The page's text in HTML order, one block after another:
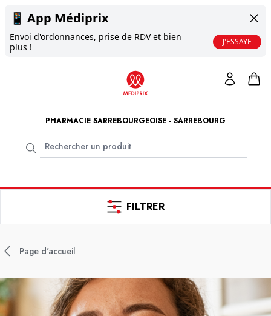
📱 App Médiprix
Envoi d'ordonnances, prise de RDV et bien
plus !
J'ESSAYE
PHARMACIE SARREBOURGEOISE - SARREBOURG
FILTRER
Page d'accueil